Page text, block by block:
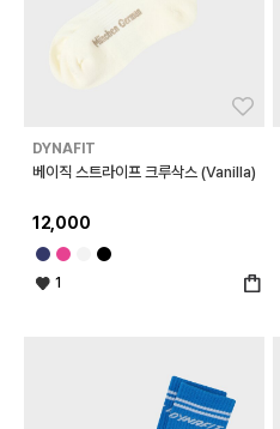
DYNAFIT
베이직 스트라이프 크루삭스 (Vanilla)
12,000
1